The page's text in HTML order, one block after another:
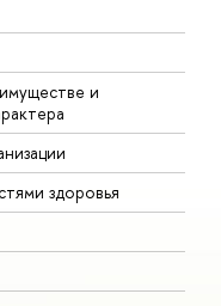
и
здоровья